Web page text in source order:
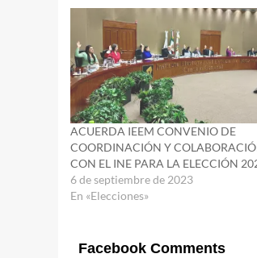
ACUERDA IEEM CONVENIO DE
COORDINACIÓN Y
CON EL INE PARA LA ELECCIÓN
6 de septiembre de 2023
En «Elecciones»
Facebook Comments